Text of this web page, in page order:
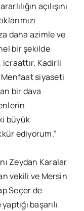
açılışını
daha azimle ve
bir şekilde
Kadirli
Menfaat siyaseti
bir dava
büyük
ediyorum.”
Zeydan Karalar
vekili ve Mersin
Seçer de
başarılı